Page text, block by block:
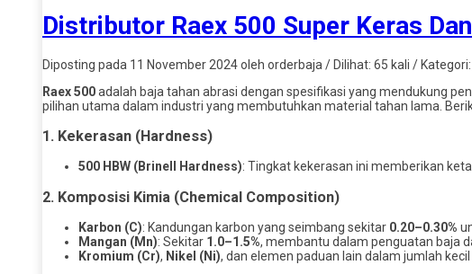
Distributor Raex 500 Super Keras
Diposting pada 11 November 2024 oleh orderbaja / Dilihat: 65 kali / Kategori:
Raex 500adalah baja tahan abrasi dengan spesifikasi yang mendukung
pilihan utama dalam industri yang membutuhkan material tahan lama.
1. Kekerasan (Hardness)
500 HBW (Brinell Hardness): Tingkat kekerasan ini memberikan
2. Komposisi Kimia (Chemical Composition)
Karbon (C): Kandungan karbon yang seimbang sekitar 0.20–0.30%
Mangan (Mn): Sekitar 1.0–1.5%, membantu dalam penguatan baja
Kromium (Cr), Nikel (Ni), dan elemen paduan lain dalam jumlah